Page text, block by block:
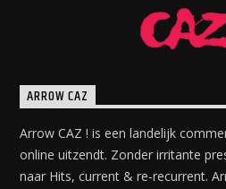
ARROW CAZ
Arrow CAZ ! is een landelijk
online uitzendt. Zonder irritante
naar Hits, current & re-recurrent.